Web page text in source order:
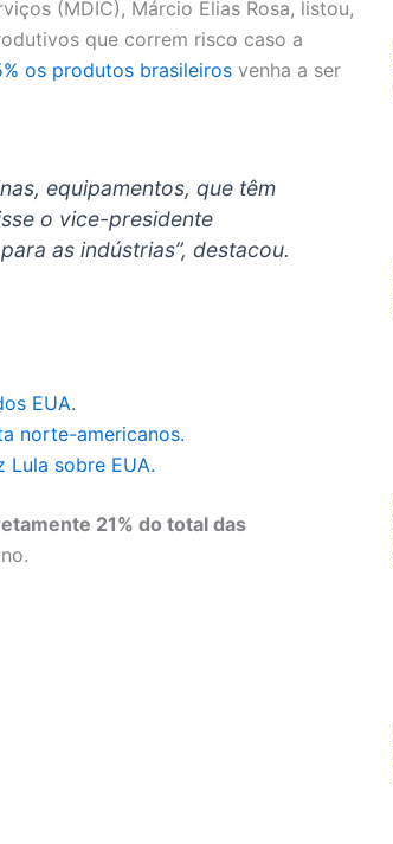
(MDIC), Márcio Elias Rosa, listou,
que correm risco caso a
os produtos brasileiros venha a ser
equipamentos, que têm
o vice-presidente
as indústrias”, destacou.
EUA.
norte-americanos.
Lula sobre EUA.
21% do total das